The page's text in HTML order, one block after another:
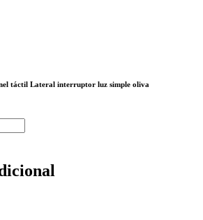
táctil Lateral interruptor luz simple oliva